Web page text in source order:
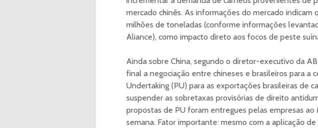
mercado chinês. As informações do mercado indicam
milhões de toneladas (conforme informações
Aliance), como impacto direto aos focos de peste
Ainda sobre China, segundo o diretor-executivo da
final a negociação entre chineses e brasileiros para a
Undertaking (PU) para as exportações brasileiras de
suspender as sobretaxas provisórias de direito
propostas de PU foram entregues pelas empresas
semana. Fator importante: mesmo com a aplicação